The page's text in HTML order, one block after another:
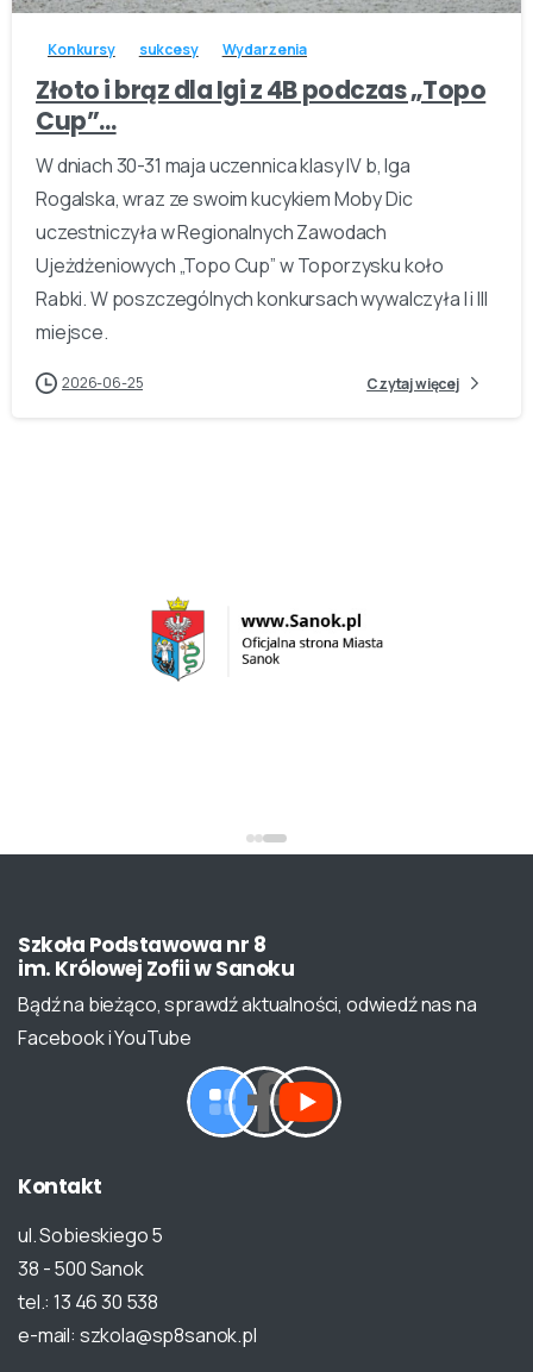
Konkursy sukcesy Wydarzenia
Złoto i brąz dla Igi z 4B podczas „Topo
Cup”…
W dniach 30-31 maja uczennica klasy IV b, Iga
Rogalska, wraz ze swoim kucykiem Moby Dic
uczestniczyła w Regionalnych Zawodach
Ujeżdżeniowych „Topo Cup” w Toporzysku koło
Rabki. W poszczególnych konkursach wywalczyła I i III
miejsce.
2026-06-25 Czytaj więcej
Szkoła Podstawowa nr 8
im. Królowej ZofiiwSanoku
Bądź na bieżąco, sprawdź aktualności, odwiedź nas na
Facebook i YouTube
Kontakt
ul. Sobieskiego 5
38 - 500 Sanok
tel.: 13 46 30 538
e-mail: szkola@sp8sanok.pl